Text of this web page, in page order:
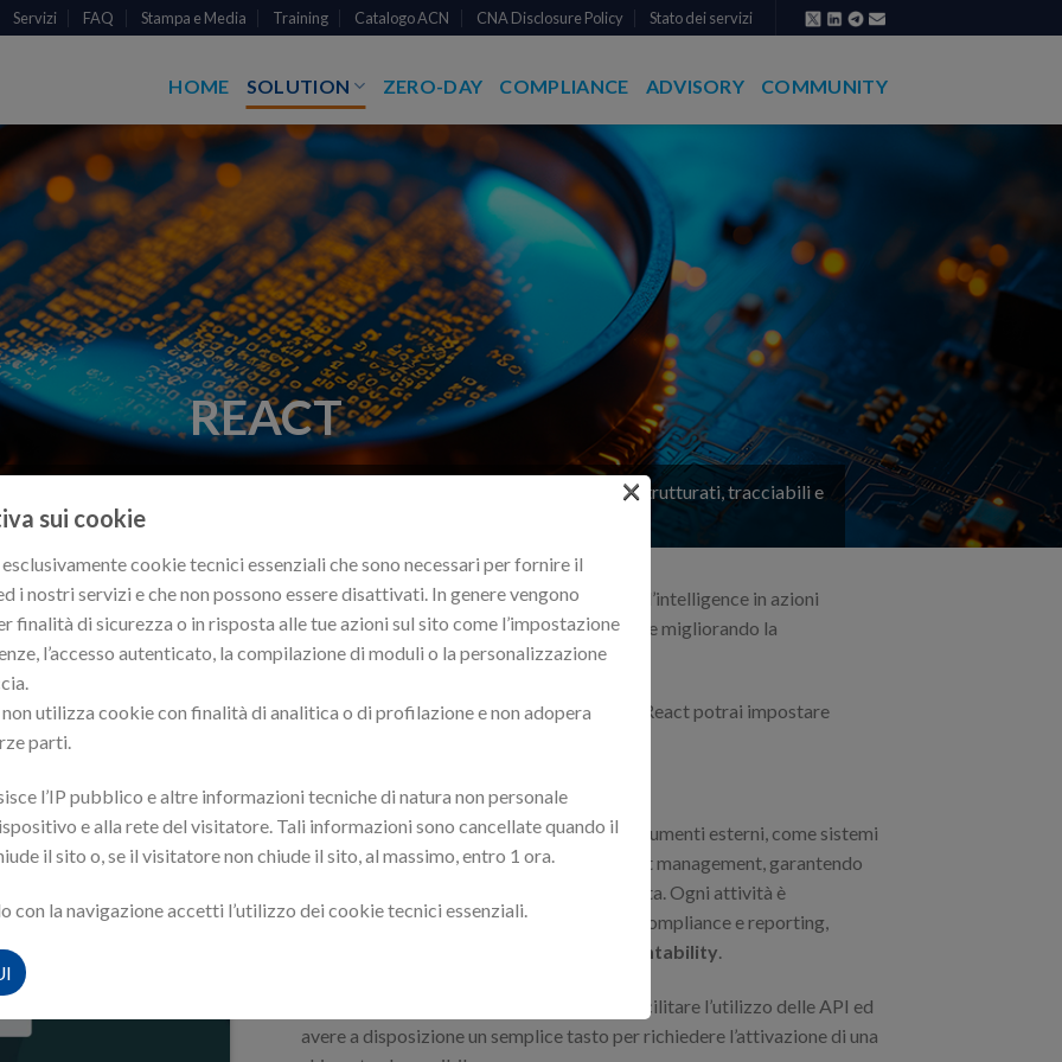
Servizi FAQ Stampa e Media Training Catalogo ACN CNA Disclosure Policy Stato dei servizi
HOME SOLUTION ZERO-DAY COMPLIANCE ADVISORY COMMUNITY
REACT
e minacce in azioni immediate, guidando la risposta operativa con flussi strutturati, tracciabili e
integrabili con i tuoi strumenti di gestione.
perrispondere rapidamente e con efficacia agli eventi critici, trasformando l’intelligence in azioni
processi guidati di gestione e mitigazione, riducendo i tempi di risposta e migliorando la
gestione degli eventi che necessitano di attivare personale reperibile.
Con React potrai impostare
in carico o l’eventuale mancata risposta dei tuoi operatori reperibili.
React supporta anche l’integrazione con strumenti esterni, come sistemi
di ticketing, SIEM, o piattaforme di incident management, garantendo
continuità e coerenza nei processi di risposta. Ogni attività è
documentata e archiviata per fini di audit, compliance e reporting,
tracciabilità completa e accountability.
È inoltre disponibile un tool desktop per facilitare l’utilizzo delle API ed
avere a disposizione un semplice tasto per richiedere l’attivazione di una
sui cookie
cookie tecnici essenziali che sono necessari per fornire il
i nostri servizi e che non possono essere disattivati. In genere vengono
finalità di sicurezza o in risposta alle tue azioni sul sito come l’impostazione
l’accesso autenticato, la compilazione di moduli o la personalizzazione
utilizza cookie con finalità di analitica o di profilazione e non adopera
parti.
l’IP pubblico e altre informazioni tecniche di natura non personale
e alla rete del visitatore. Tali informazioni sono cancellate quando il
il sito o, se il visitatore non chiude il sito, al massimo, entro 1 ora.
con la navigazione accetti l’utilizzo dei cookie tecnici essenziali.
×